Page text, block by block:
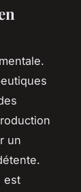
un
est